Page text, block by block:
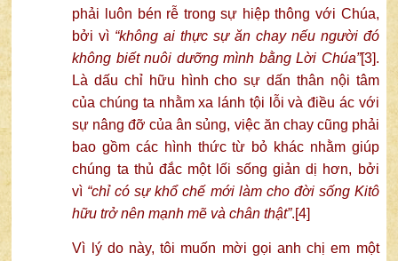
phải luôn bén rễ trong sự hiệp thông với Chúa,
bởi vì “không ai thực sự ăn chay nếu người đó
không biết nuôi dưỡng mình bằng Lời Chúa”[3].
Là dấu chỉ hữu hình cho sự dấn thân nội tâm
của chúng ta nhằm xa lánh tội lỗi và điều ác với
sự nâng đỡ của ân sủng, việc ăn chay cũng phải
bao gồm các hình thức từ bỏ khác nhằm giúp
chúng ta thủ đắc một lối sống giản dị hơn, bởi
vì “chỉ có sự khổ chế mới làm cho đời sống Kitô
hữu trở nên mạnh mẽ và chân thật”.[4]
Vì lý do này, tôi muốn mời gọi anh chị em một